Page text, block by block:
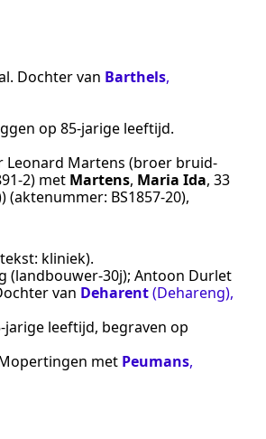
. Dochter van Barthels,
op 85-jarige leeftijd.
Leonard Martens (broer bruid-
2) met Martens, Maria Ida, 33
(aktenummer: BS1857-20),
kliniek).
(landbouwer-30j); Antoon Durlet
van Deharent(Dehareng),
jarige leeftijd, begraven op
met Peumans,